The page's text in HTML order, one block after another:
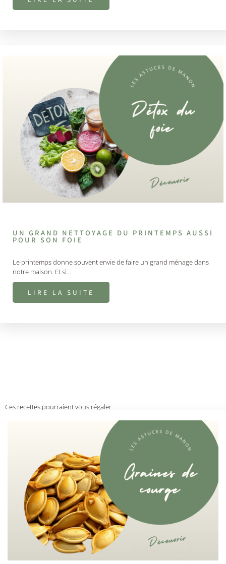
UN GRAND NETTOYAGE DU PRINTEMPS AUSSI
POUR SON FOIE
Le printemps donne souvent envie de faire un grand ménage dans
notre maison. Et si…
LIRE LA SUITE
Ces recettes pourraient vous régaler